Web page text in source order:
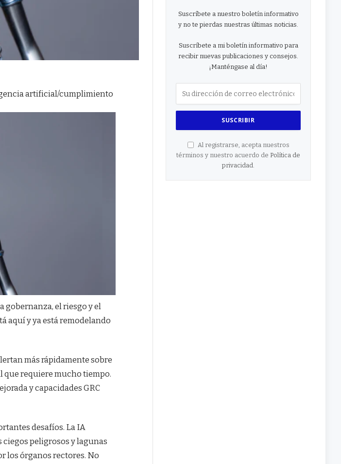
artificial/cumplimiento
el riesgo y el
aquí y ya está remodelando
más rápidamente sobre
requiere mucho tiempo.
y capacidades GRC
desafíos. La IA
peligrosos y lagunas
los órganos rectores. No
Suscríbete a nuestro boletín informativo
y no te pierdas nuestras últimas noticias.
Suscríbete a mi boletín informativo para
recibir nuevas publicaciones y consejos.
¡Manténgase al día!
Al registrarse, acepta nuestros
términos y nuestro acuerdo de Política de
privacidad.